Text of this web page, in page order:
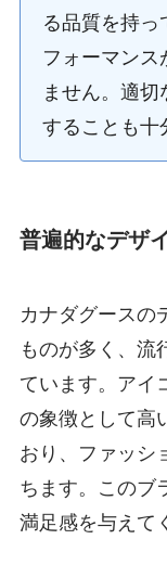
る品質を持
フォーマンス
ません。適
することも十
普遍的なデザ
カナダグースの
ものが多く、流
ています。アイ
の象徴として高
おり、ファッシ
ちます。このブ
満足感を与えて